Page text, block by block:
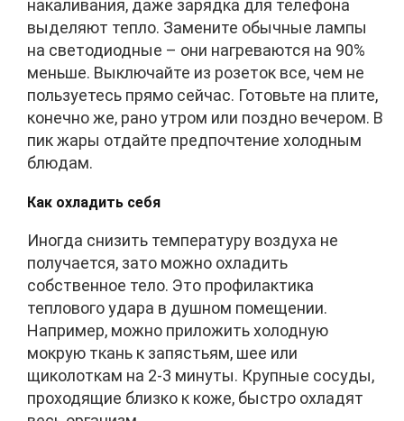
накаливания, даже зарядка для телефона
выделяют тепло. Замените обычные лампы
на светодиодные – они нагреваются на 90%
меньше. Выключайте из розеток все, чем не
пользуетесь прямо сейчас. Готовьте на плите,
конечно же, рано утром или поздно вечером. В
пик жары отдайте предпочтение холодным
блюдам.
Как охладить себя
Иногда снизить температуру воздуха не
получается, зато можно охладить
собственное тело. Это профилактика
теплового удара в душном помещении.
Например, можно приложить холодную
мокрую ткань к запястьям, шее или
щиколоткам на 2-3 минуты. Крупные сосуды,
проходящие близко к коже, быстро охладят